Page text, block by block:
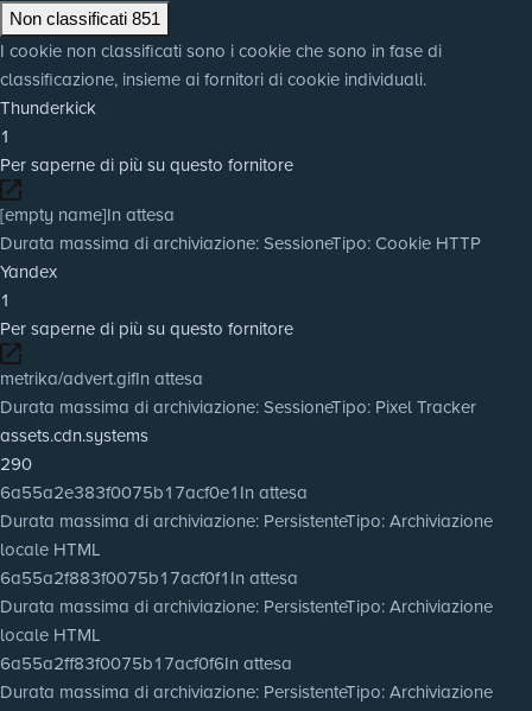
Non classificati 851
I cookie non classificati sono i cookie che sono in fase di
classificazione, insieme ai fornitori di cookie individuali.
Thunderkick
1
Per saperne di più su questo fornitore
[empty name]In attesa
Durata massima di archiviazione: SessioneTipo: Cookie HTTP
Yandex
1
Per saperne di più su questo fornitore
metrika/advert.gifIn attesa
Durata massima di archiviazione: SessioneTipo: Pixel Tracker
assets.cdn.systems
290
6a55a2e383f0075b17acf0e1In attesa
Durata massima di archiviazione: PersistenteTipo: Archiviazione
locale HTML
6a55a2f883f0075b17acf0f1In attesa
Durata massima di archiviazione: PersistenteTipo: Archiviazione
locale HTML
6a55a2ff83f0075b17acf0f6In attesa
Durata massima di archiviazione: PersistenteTipo: Archiviazione